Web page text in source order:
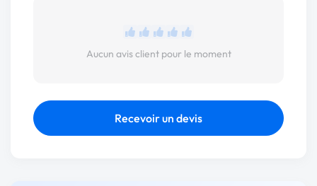
Aucun avis client pour le moment
Recevoir un devis